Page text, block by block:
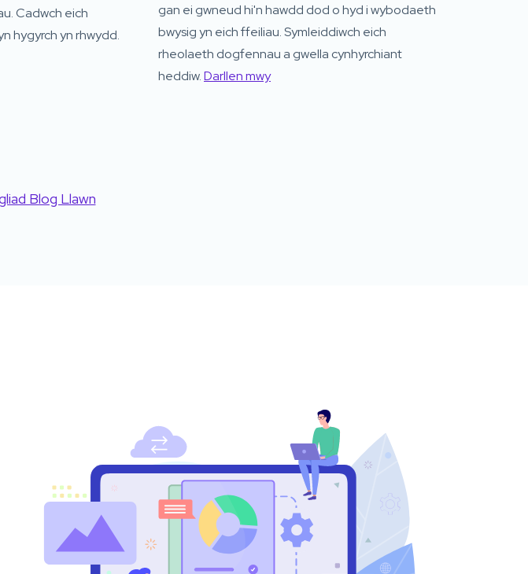
Cadwch eich
hygyrch yn rhwydd.
gan ei gwneud hi'n hawdd dod o hyd i wybodaeth
bwysig yn eich ffeiliau. Symleiddiwch eich
rheolaeth dogfennau a gwella cynhyrchiant
heddiw.Darllen mwy
Blog Llawn